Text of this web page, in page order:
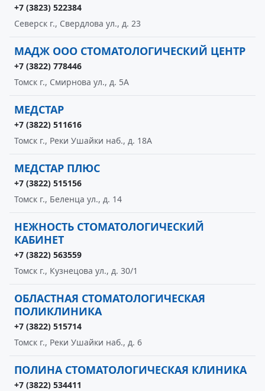
+7 (3823) 522384
Северск г., Свердлова ул., д. 23
МАДЖ ООО СТОМАТОЛОГИЧЕСКИЙ ЦЕНТР
+7 (3822) 778446
Томск г., Смирнова ул., д. 5А
МЕДСТАР
+7 (3822) 511616
Томск г., Реки Ушайки наб., д. 18А
МЕДСТАР ПЛЮС
+7 (3822) 515156
Томск г., Беленца ул., д. 14
НЕЖНОСТЬ СТОМАТОЛОГИЧЕСКИЙ
КАБИНЕТ
+7 (3822) 563559
Томск г., Кузнецова ул., д. 30/1
ОБЛАСТНАЯ СТОМАТОЛОГИЧЕСКАЯ
ПОЛИКЛИНИКА
+7 (3822) 515714
Томск г., Реки Ушайки наб., д. 6
ПОЛИНА СТОМАТОЛОГИЧЕСКАЯ КЛИНИКА
+7 (3822) 534411